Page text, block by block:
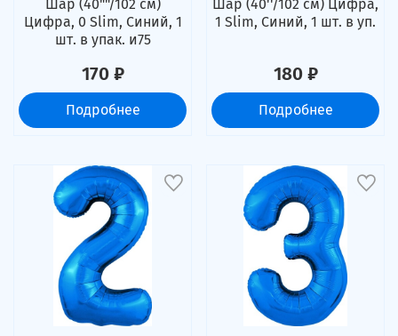
Шар (40""/102 см)
Цифра, 0 Slim, Синий, 1
шт. в упак. и75
170 ₽
Подробнее
Шар (40''/102 см) Цифра,
1 Slim, Синий, 1 шт. в уп.
180 ₽
Подробнее